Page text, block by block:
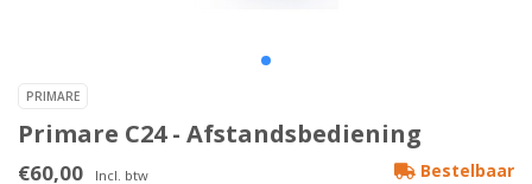
PRIMARE
Primare C24 - Afstandsbediening
€60,00 Incl. btw Bestelbaar